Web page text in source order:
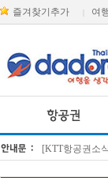
즐겨찾기추가 여
[KTT항공권소